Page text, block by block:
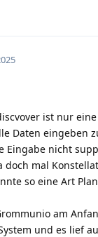
ist nur
Daten eingeben
Eingabe nicht
doch mal
so eine Art
am
und es lief